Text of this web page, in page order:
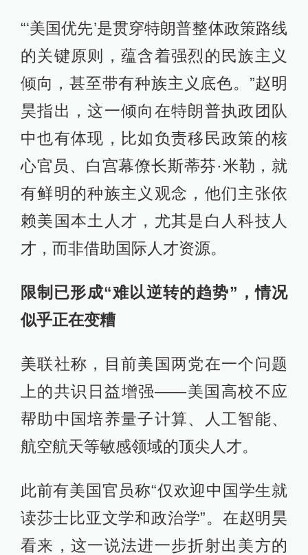
“‘美国优先’是贯穿特朗普整体政策路线
的关键原则，蕴含着强烈的民族主义
倾向，甚至带有种族主义底色。”赵明
昊指出，这一倾向在特朗普执政团队
中也有体现，比如负责移民政策的核
心官员、白宫幕僚长斯蒂芬·米勒，就
有鲜明的种族主义观念，他们主张依
赖美国本土人才，尤其是白人科技人
才，而非借助国际人才资源。
限制已形成“难以逆转的趋势”，情况
似乎正在变糟
美联社称，目前美国两党在一个问题
上的共识日益增强——美国高校不应
帮助中国培养量子计算、人工智能、
航空航天等敏感领域的顶尖人才。
此前有美国官员称“仅欢迎中国学生就
读莎士比亚文学和政治学”。在赵明昊
看来，这一说法进一步折射出美方的